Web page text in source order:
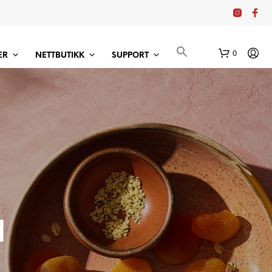
NETTBUTIKK SUPPORT 0